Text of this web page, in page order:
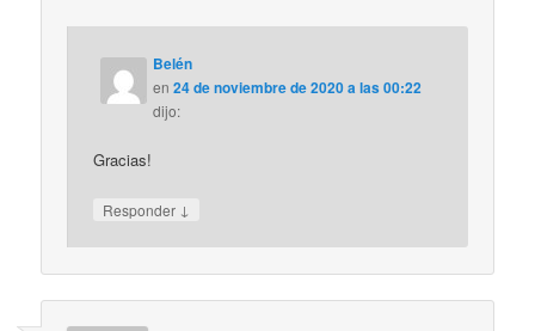
Belén
en24 de noviembre de 2020 a las 00:22
dijo:
Gracias!
Responder ↓